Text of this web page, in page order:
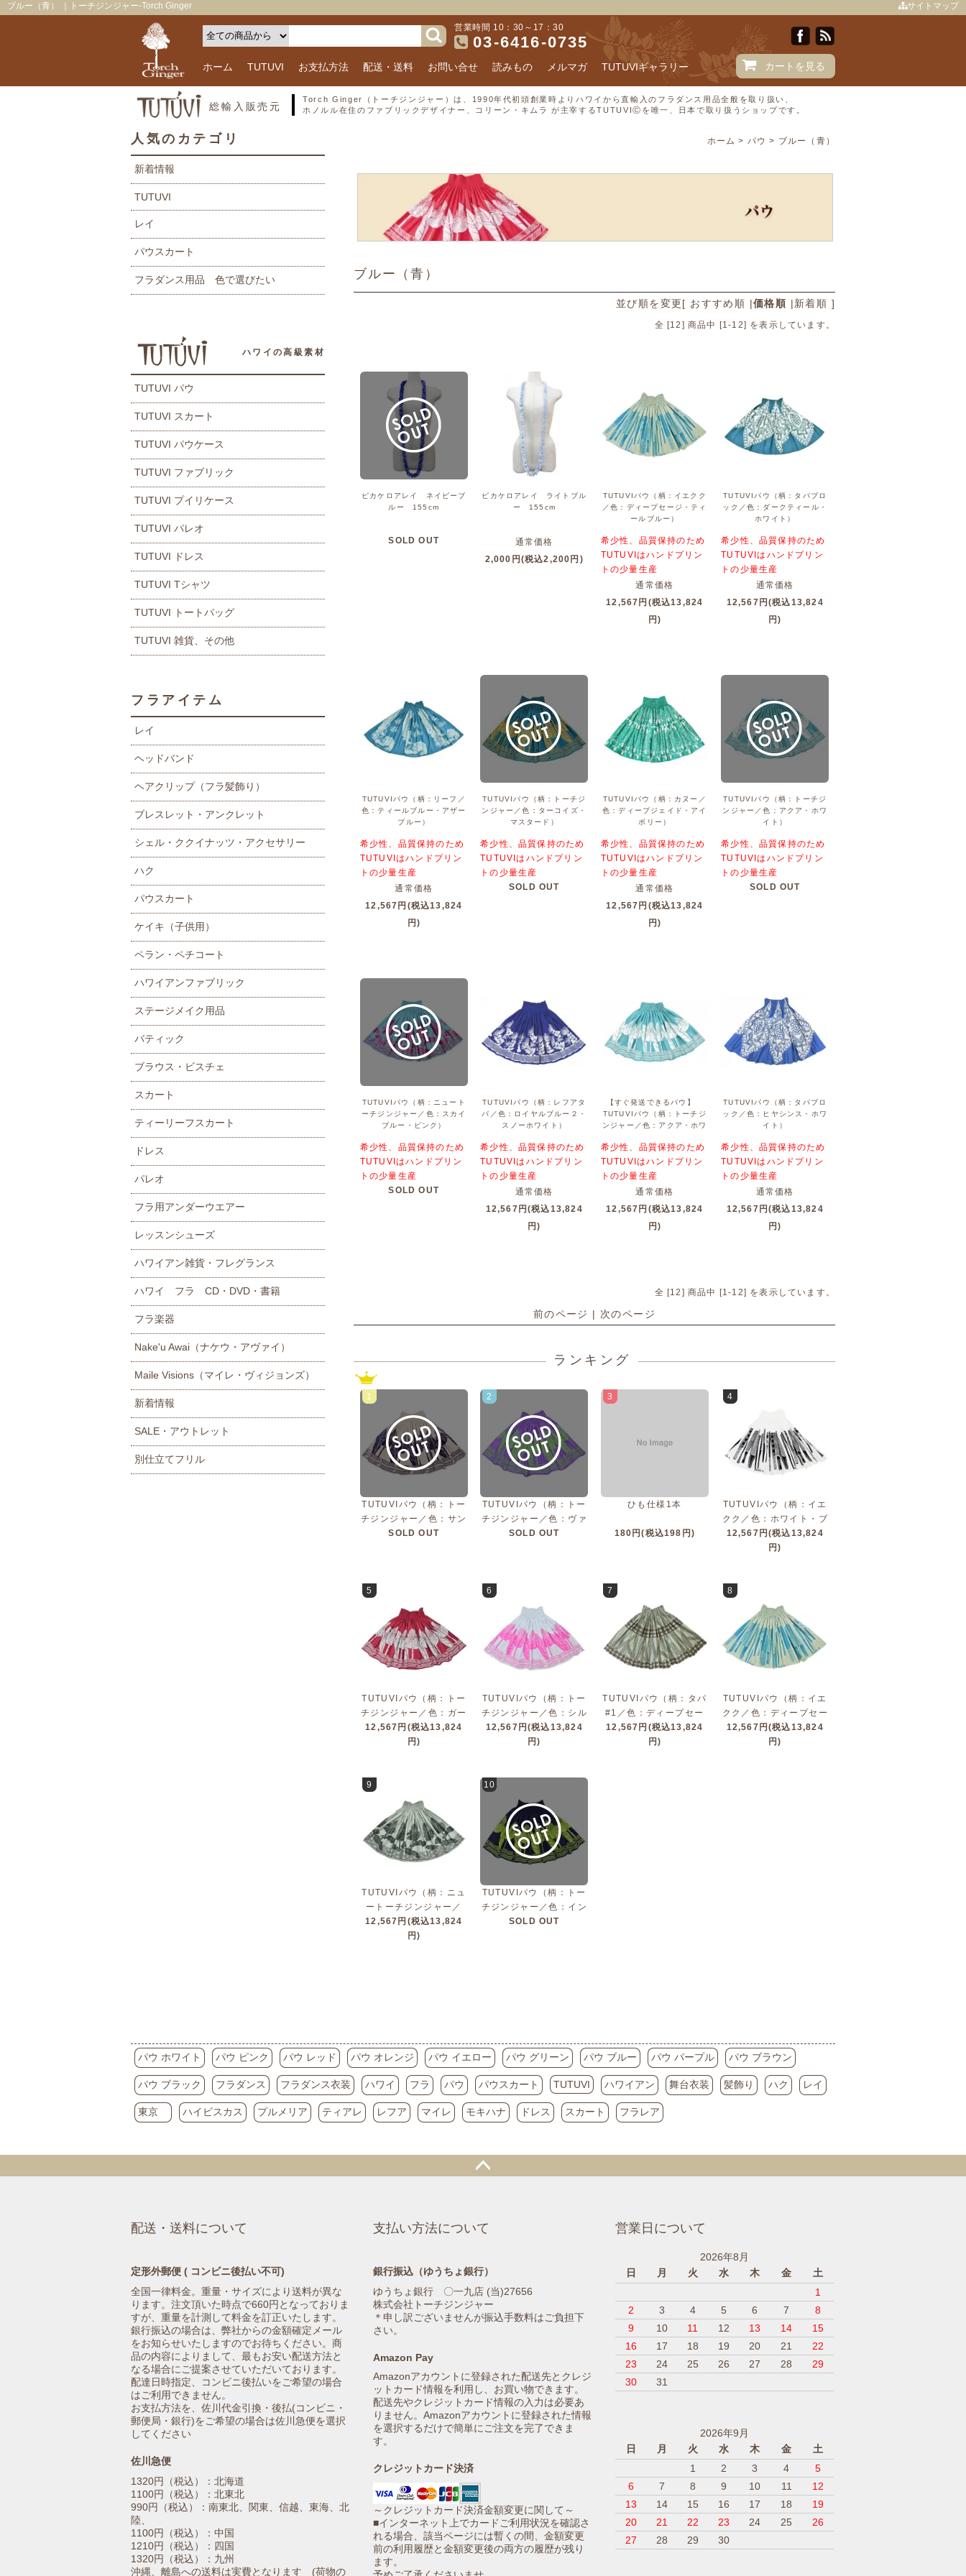
ブルー（青） ｜トーチジンジャー-Torch Ginger サイトマップ
営業時間 10：30～17：30
03-6416-0735
ホーム TUTUVI お支払方法 配送・送料 お問い合せ 読みもの メルマガ TUTUVIギャラリー カートを見る
総輸入販売元
Torch Ginger（トーチジンジャー）は、1990年代初頭創業時よりハワイから直輸入のフラダンス用品全般を取り扱い、
ホノルル在住のファブリックデザイナー、コリーン・キムラ が主宰するTUTUVIⒸを唯一、日本で取り扱うショップです。
ホーム > パウ > ブルー（青）
ブルー（青）
並び順を変更[ おすすめ順 |価格順 |新着順 ]
全 [12 ] 商品中 [1-12] を表示しています。
ピカケロアレイ ネイビーブ
ルー 155cm
SOLD OUT
ピカケロアレイ ライトブル
ー 155cm
通常価格
2,000円(税込2,200円)
TUTUVIパウ（柄：イエクク
／色：ディープセージ・ティ
ールブルー）
希少性、品質保持のため
TUTUVIはハンドプリン
トの少量生産
通常価格
12,567円(税込13,824
円)
TUTUVIパウ（柄：タパブロ
ック／色：ダークティール・
ホワイト）
希少性、品質保持のため
TUTUVIはハンドプリン
トの少量生産
通常価格
12,567円(税込13,824
円)
TUTUVIパウ（柄：リーフ／
色：ティールブルー・アザー
ブルー）
希少性、品質保持のため
TUTUVIはハンドプリン
トの少量生産
通常価格
12,567円(税込13,824
円)
TUTUVIパウ（柄：トーチジ
ンジャー／色：ターコイズ・
マスタード）
希少性、品質保持のため
TUTUVIはハンドプリン
トの少量生産
SOLD OUT
TUTUVIパウ（柄：カヌー／
色：ディープジェイド・アイ
ボリー）
希少性、品質保持のため
TUTUVIはハンドプリン
トの少量生産
通常価格
12,567円(税込13,824
円)
TUTUVIパウ（柄：トーチジ
ンジャー／色：アクア・ホワ
イト）
希少性、品質保持のため
TUTUVIはハンドプリン
トの少量生産
SOLD OUT
TUTUVIパウ（柄：ニュート
ーチジンジャー／色：スカイ
ブルー・ピンク）
希少性、品質保持のため
TUTUVIはハンドプリン
トの少量生産
SOLD OUT
TUTUVIパウ（柄：レフアタ
パ／色：ロイヤルブルー２・
スノーホワイト）
希少性、品質保持のため
TUTUVIはハンドプリン
トの少量生産
通常価格
12,567円(税込13,824
円)
【すぐ発送できるパウ】
TUTUVIパウ（柄：トーチジ
ンジャー／色：アクア・ホワ
り続けてゴム6本
希少性、品質保持のため
TUTUVIはハンドプリン
トの少量生産
通常価格
12,567円(税込13,824
円)
TUTUVIパウ（柄：タパブロ
ック／色：ヒヤシンス・ホワ
イト）
希少性、品質保持のため
TUTUVIはハンドプリン
トの少量生産
通常価格
12,567円(税込13,824
円)
全 [12 ] 商品中 [1-12] を表示しています。
前のページ | 次のページ
ランキング
TUTUVIパウ（柄：トー
チジンジャー／色：サン
ドベージュ・ネイビー）
SOLD OUT
1
TUTUVIパウ（柄：トー
チジンジャー／色：ヴァ
イオレットパープル・グ
SOLD OUT
2
ひも仕様1本
180円(税込198円)
3
TUTUVIパウ（柄：イエ
クク／色：ホワイト・ブ
ラック）
12,567円(税込13,824
円)
4
TUTUVIパウ（柄：トー
チジンジャー／色：ガー
ネットレッド・ライトグ
レー）
12,567円(税込13,824
円)
5
TUTUVIパウ（柄：トー
チジンジャー／色：シル
バーグレー・ピンク）
12,567円(税込13,824
円)
6
TUTUVIパウ（柄：タパ
#1／色：ディープセー
ジ・チョコレート）
12,567円(税込13,824
円)
7
TUTUVIパウ（柄：イエ
クク／色：ディープセー
ジ・ティールブルー）
12,567円(税込13,824
円)
8
TUTUVIパウ（柄：ニュ
ートーチジンジャー／
色：ディープセージ・ダ
ークグリーン）
12,567円(税込13,824
円)
9
TUTUVIパウ（柄：トー
チジンジャー／色：イン
ディゴネイビー・グリー
SOLD OUT
10
人気のカテゴリ
新着情報
TUTUVI
レイ
パウスカート
フラダンス用品 色で選びたい
ハワイの高級素材
TUTUVI パウ
TUTUVI スカート
TUTUVI パウケース
TUTUVI ファブリック
TUTUVI プイリケース
TUTUVI パレオ
TUTUVI ドレス
TUTUVI Tシャツ
TUTUVI トートバッグ
TUTUVI 雑貨、その他
フラアイテム
レイ
ヘッドバンド
ヘアクリップ（フラ髪飾り）
ブレスレット・アンクレット
シェル・ククイナッツ・アクセサリー
ハク
パウスカート
ケイキ（子供用）
ペラン・ペチコート
ハワイアンファブリック
ステージメイク用品
バティック
ブラウス・ビスチェ
スカート
ティーリーフスカート
ドレス
パレオ
フラ用アンダーウエアー
レッスンシューズ
ハワイアン雑貨・フレグランス
ハワイ フラ CD・DVD・書籍
フラ楽器
Nake'u Awai（ナケウ・アヴァイ）
Maile Visions（マイレ・ヴィジョンズ）
新着情報
SALE・アウトレット
別仕立てフリル
パウ ホワイト パウ ピンク パウ レッド パウ オレンジ パウ イエロー パウ グリーン パウ ブルー パウ パープル パウ ブラウン
パウ ブラック フラダンス フラダンス衣装 ハワイ フラ パウ パウスカート TUTUVI ハワイアン 舞台衣装 髪飾り ハク レイ
東京 ハイビスカス プルメリア ティアレ レフア マイレ モキハナ ドレス スカート フラレア
配送・送料について
定形外郵便 ( コンビニ後払い不可)
全国一律料金。重量・サイズにより送料が異な
ります。注文頂いた時点で660円となっておりま
すが、重量を計測して料金を訂正いたします。
銀行振込の場合は、弊社からの金額確定メール
をお知らせいたしますのでお待ちください。商
品の内容によりまして、最もお安い配送方法と
なる場合にご提案させていただいております。
配達日時指定、コンビニ後払いをご希望の場合
はご利用できません。
お支払方法を、佐川代金引換・後払(コンビニ・
郵便局・銀行)をご希望の場合は佐川急便を選択
してください
佐川急便
1320円（税込）：北海道
1100円（税込）：北東北
990円（税込）：南東北、関東、信越、東海、北
陸、
1100円（税込）：中国
1210円（税込）：四国
1320円（税込）：九州
沖縄、離島への送料は実費となります (荷物の
支払い方法について
銀行振込（ゆうちょ銀行）
ゆうちょ銀行 〇一九店 (当)27656
株式会社トーチジンジャー
＊申し訳ございませんが振込手数料はご負担下
さい。
Amazon Pay
Amazonアカウントに登録された配送先とクレジ
ットカード情報を利用し、お買い物できます。
配送先やクレジットカード情報の入力は必要あ
りません。Amazonアカウントに登録された情報
を選択するだけで簡単にご注文を完了できま
す。
クレジットカード決済
～クレジットカード決済金額変更に関して～
■インターネット上でカードご利用状況を確認さ
れる場合、該当ページには暫くの間、金額変更
前の利用履歴と金額変更後の両方の履歴が残り
ます。
営業日について
2026年8月
日
月 火 水 木 金
土
1
2
3 4 5 6 7
8
9
10 11 12 13 14
15
16
17 18 19 20 21
22
23
24 25 26 27 28
29
30
31
2026年9月
日
月 火 水 木 金
土
1
2 3 4
5
6
7 8 9 10 11
12
13
14 15 16 17 18
19
20
21 22 23 24 25
26
27
28 29 30